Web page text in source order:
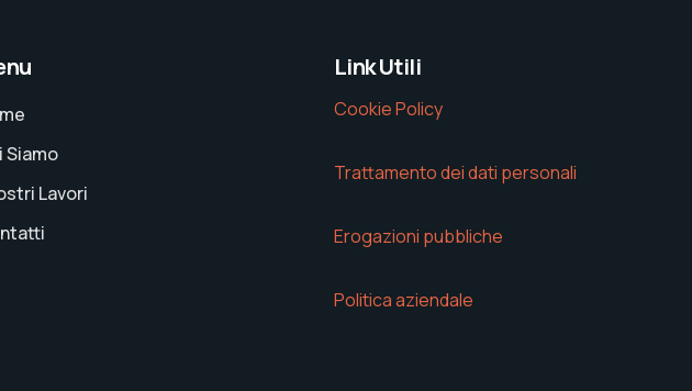
Siamo
Lavori
Link Utili
Cookie Policy
Trattamento dei dati personali
Erogazioni pubbliche
Politica aziendale